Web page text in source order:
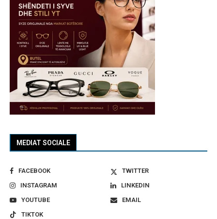
MEDIAT SOCIALE
FACEBOOK
TWITTER
INSTAGRAM
LINKEDIN
YOUTUBE
EMAIL
TIKTOK